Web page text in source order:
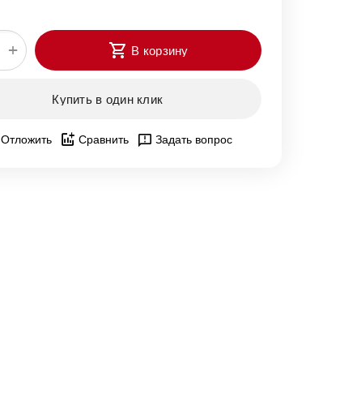
+ В корзину
Купить в один клик
Отложить Сравнить Задать вопрос